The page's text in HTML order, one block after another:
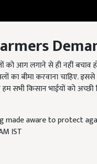
को आग लगाने से ही नहीं बचाव
का बीमा करवाना चाहिए.
सभी किसान भाईयों को अच्छी
IST